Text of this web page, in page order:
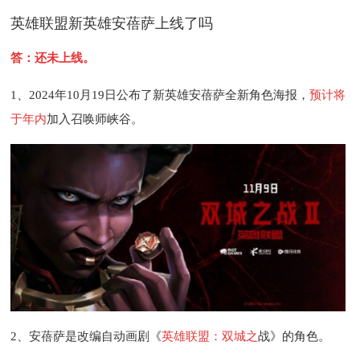
英雄联盟新英雄安蓓萨上线了吗
答：还未上线。
1、2024年10月19日公布了新英雄安蓓萨全新角色海报，预计将
于年内加入召唤师峡谷。
2、安蓓萨是改编自动画剧《英雄联盟：双城之战》的角色。